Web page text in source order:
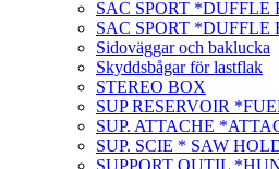
SAC SPORT *DUFFLE
SAC SPORT *DUFFLE
Sidoväggar och baklucka
Skyddsbågar för lastflak
STEREO BOX
SUP RESERVOIR
SUP. ATTACHE
SUP. SCIE * SAW
SUPPORT OUTIL